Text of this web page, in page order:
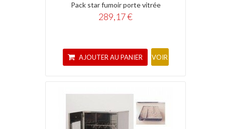
Pack star fumoir porte vitrée
289,17 €
AJOUTER AU PANIER VOIR